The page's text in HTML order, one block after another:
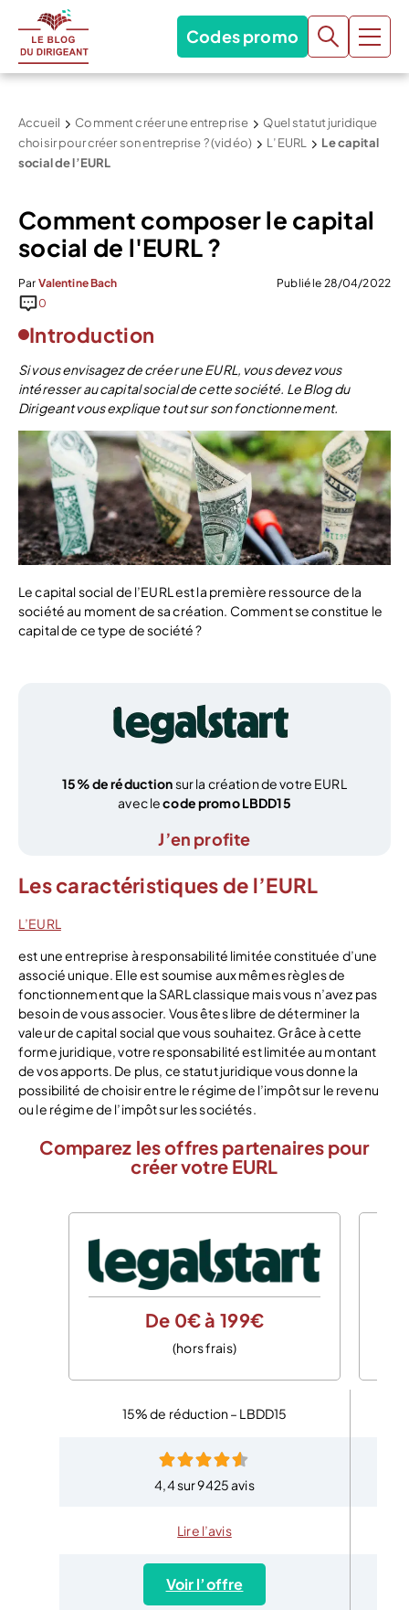
Codes promo
Accueil Comment créer une entreprise
Quel statut juridique
choisir pour créer son entreprise ? (vidéo)
L’EURL
Le capital
social de l’EURL
Comment composer le capital
social de l'EURL ?
Par Valentine Bach
Publié le 28/04/2022
0
Introduction
Si vous envisagez de créer une EURL, vous devez vous
intéresser au capital social de cette société. Le Blog du
Dirigeant vous explique tout sur son fonctionnement.
Le capital social de l’EURL est la première ressource de la
société au moment de sa création. Comment se constitue le
capital de ce type de société ?
15% de réductionsur la création de votre EURL
avec lecode promo LBDD15
J’en profite
Les caractéristiques de l’EURL
L’EURL
est une entreprise à responsabilité limitée constituée d’une
associé unique. Elle est soumise aux mêmes règles de
fonctionnement que la SARL classique mais vous n’avez pas
besoin de vous associer. Vous êtes libre de déterminer la
valeur de capital social que vous souhaitez. Grâce à cette
forme juridique, votre responsabilité est limitée au montant
de vos apports. De plus, ce statut juridique vous donne la
possibilité de choisir entre le régime de l’impôt sur le revenu
ou le régime de l’impôt sur les sociétés.
Comparez les offres partenaires pour
créer votre EURL
De 0€ à 199€
(hors frais)
15% de réduction – LBDD15
4,4 sur 9425 avis
Lire l’avis
Voir l’offre